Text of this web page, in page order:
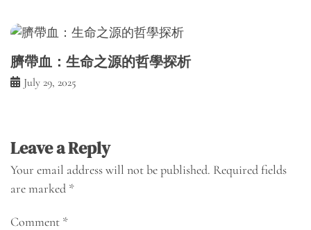
臍帶血：生命之源的哲學探析
July 29, 2025
Leave a Reply
Your email address will not be published. Required fields
are marked *
Comment *